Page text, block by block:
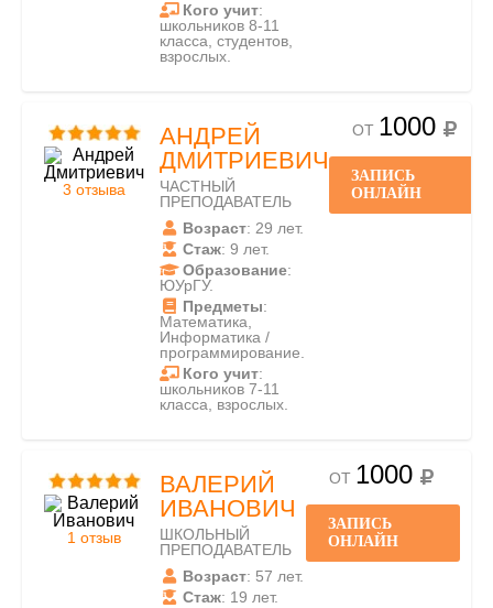
Кого учит:
школьников 8-11
класса, студентов,
взрослых.
3 отзыва
АНДРЕЙ
ДМИТРИЕВИЧ
ЧАСТНЫЙ
ПРЕПОДАВАТЕЛЬ
Возраст: 29 лет.
Стаж: 9 лет.
Образование:
ЮУрГУ.
Предметы:
Математика,
Информатика /
программирование.
Кого учит:
школьников 7-11
класса, взрослых.
ОТ 1000
ЗАПИСЬ
ОНЛАЙН
1 отзыв
ВАЛЕРИЙ
ИВАНОВИЧ
ШКОЛЬНЫЙ
ПРЕПОДАВАТЕЛЬ
Возраст: 57 лет.
Стаж: 19 лет.
ОТ 1000
ЗАПИСЬ
ОНЛАЙН